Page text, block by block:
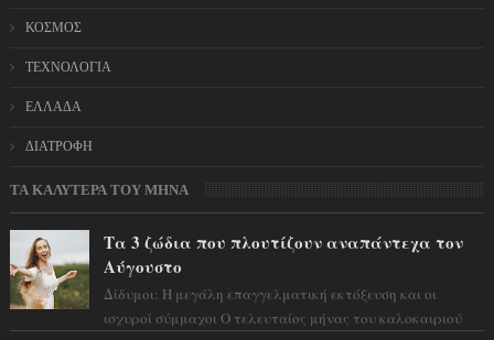
ΚΟΣΜΟΣ
ΤΕΧΝΟΛΟΓΙΑ
ΕΛΛΑΔΑ
ΔΙΑΤΡΟΦΗ
ΤΑ ΚΑΛΥΤΕΡΑ ΤΟΥ ΜΗΝΑ
Τα 3 ζώδια που πλουτίζουν αναπάντεχα τον
Αύγουστο
Δίδυμοι: Η μεγάλη επαγγελματική εκτόξευση και οι
ισχυροί σύμμαχοι Ο τελευταίος μήνας του καλοκαιριού